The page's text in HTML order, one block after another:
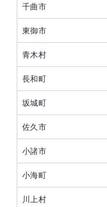
千曲市
東御市
青木村
長和町
坂城町
佐久市
小諸市
小海町
川上村